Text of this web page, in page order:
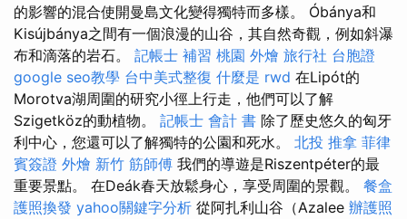
的影響的混合使開曼島文化變得獨特而多樣。 Óbánya和
Kisújbánya之間有一個浪漫的山谷，其自然奇觀，例如斜瀑
布和滴落的岩石。 記帳士 補習 桃園 外燴 旅行社 台胞證
google seo教學 台中美式整復 什麼是 rwd 在Lipót的
Morotva湖周圍的研究小徑上行走，他們可以了解
Szigetköz的動植物。 記帳士 會計 書 除了歷史悠久的匈牙
利中心，您還可以了解獨特的公園和死水。 北投 推拿 菲律
賓簽證 外燴 新竹 筋師傅 我們的導遊是Riszentpéter的最
重要景點。 在Deák春天放鬆身心，享受周圍的景觀。 餐盒
護照換發 yahoo關鍵字分析 從阿扎利山谷（Azalee 辦護照